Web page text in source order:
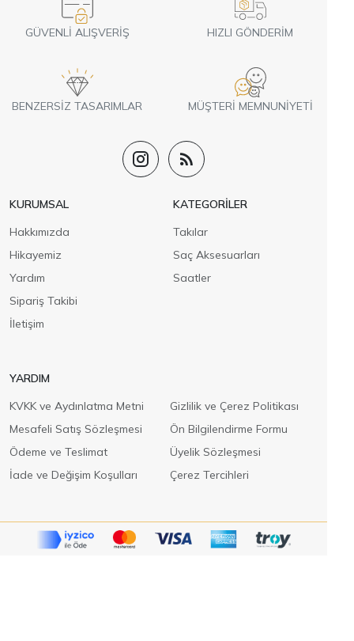
GÜVENLI ALIŞVERIŞ HIZLI GÖNDERIM
BENZERSIZ TASARIMLAR MÜŞTERI MEMNUNIYETI
KURUMSAL
Hakkımızda
Hikayemiz
Yardım
Sipariş Takibi
İletişim
KATEGORILER
Takılar
Saç Aksesuarları
Saatler
YARDIM
KVKK ve Aydınlatma Metni
Gizlilik ve Çerez Politikası
Mesafeli Satış Sözleşmesi
Ön Bilgilendirme Formu
Ödeme ve Teslimat
Üyelik Sözleşmesi
İade ve Değişim Koşulları
Çerez Tercihleri